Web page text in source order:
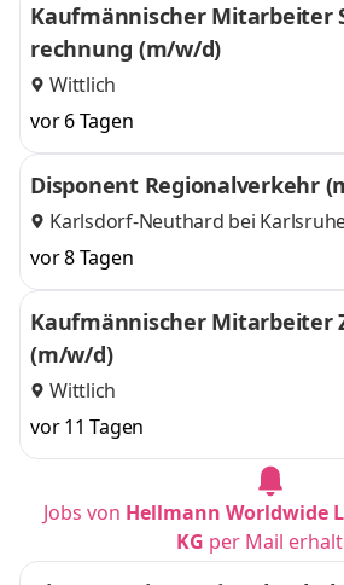
Kaufmännischer Mitarbeiter
rechnung (m/w/d)
Wittlich
vor 6 Tagen
Disponent Regionalverkehr
Karlsdorf-Neuthard bei
vor 8 Tagen
Kaufmännischer Mitarbeiter
(m/w/d)
Wittlich
vor 11 Tagen
Jobs von Hellmann Worldwide
KG per Mail